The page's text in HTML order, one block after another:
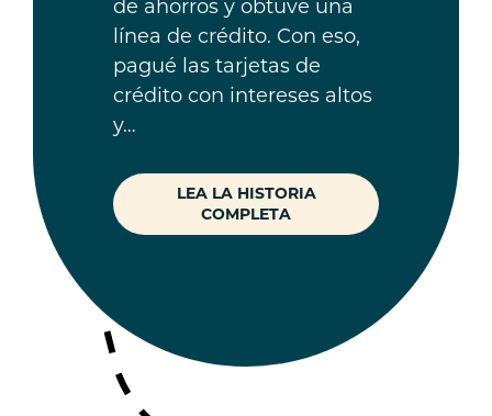
de ahorros y obtuve una
línea de crédito. Con eso,
pagué las tarjetas de
crédito con intereses altos
y…
LEA LA HISTORIA
COMPLETA